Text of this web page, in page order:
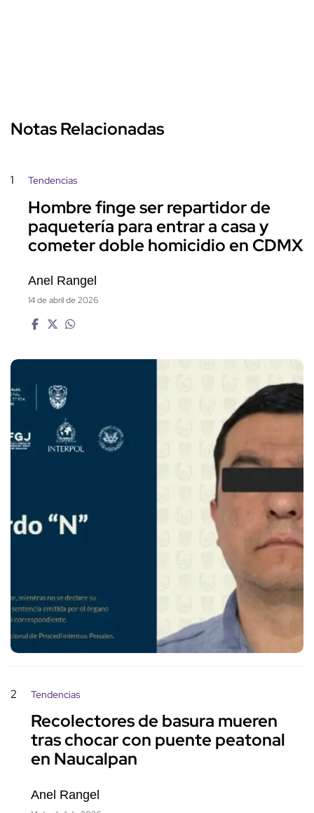
Notas Relacionadas
1 Tendencias
Hombre finge ser repartidor de
paquetería para entrar a casa y
cometer doble homicidio en CDMX
Anel Rangel
14 de abril de 2026
2 Tendencias
Recolectores de basura mueren
tras chocar con puente peatonal
en Naucalpan
Anel Rangel